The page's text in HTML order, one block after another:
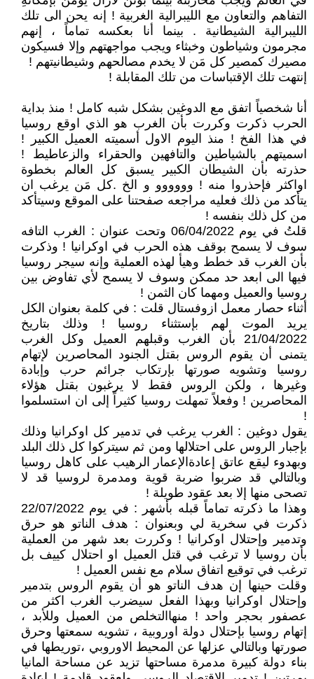
التفاهم والتعاون مع الليبرالية الغربية ! إنه يحن الى تلك
الليبرالية الشيطانية . بينما أنا بعكسه تماماً ، إنهم
مجرمون وشياطون وخبثاء ويجب مواجهتهم وإلا فسيكون
مصيرك كمصير كل مَن لا يخدم مصالحهم وشيطانيتهم !
إنتهت تلك الإقتباسات من تلك المقابلة !
أنا شخصياً اتفق مع الدوغين بشكل شبه كامل ! منذ بداية
الحرب ذكرت وكررت بأن الغرب هو الذي اوقع روسيا
في هذا الفخ ! منذ اليوم الاول أسميته العميل الكبير !
اسميتهم بالشياطين والتافهين والحقراء والزعاطيط !
حذرته بأن الشيطان الكبير يسبق كل العالم بخطوة
اواكثر فإحذروا منه ! وووووو و الخ .كل مَن يرغب ان
يتأكد من ذلك فعليه مراجعه صفحتنا على الموقع وسيتأكد
من كل ذلك بنفسه !
قلتُ في يوم 06/04/2022 وتحت عنوان : الغرب التافه
سوف لا يسمح بوقف هذه الحرب في اوكرانيا ! وذكرت
بأن الغرب قد خطط وهيأ لهذه العملية وإنه سيجر روسيا
فيها الى ابعد حد ممكن وسوف لا يسمح لأي تفاوض بين
روسيا والعميل ومهما كان الثمن !
أثناء حصار معمل ازوفستال قلت : في كلمة بعنوان الكل
يريد الموت لهم بإستثناء روسيا ! وذلك بتاريخ
21/04/2022 بأن الغرب وقبلهم العميل وكل الغرب
يتمنى أن يقوم الروس بقتل الجنود المحاصرين لإتهام
روسيا وتشويه صورتها بإرتكاب جرائم حرب وإبادة
وغيرها ، ولكن الروس فقط لا يرغبون بقتل هؤلاء
المحاصرين ! وفعلاً تمهلت روسيا كثيراً إلى ان استسلموا
!
يقول دوغين : الغرب يرغب في تدمير كل اوكرانيا وذلك
بإجبار الروس على احتلالها ومن ثم سيتركوا كل ذلك البلد
وبهدوء ليقع عاتق إعادةالإعمار الرهيب على كاهل روسيا
وبالتالي قد ضربوا ضربة قوية ومدمرة لروسيا قد لا
تصحى منها إلا بعد عقود طويلة !
وهذا ما ذكرته تماماً قبله بأشهر : في يوم 22/07/2022
ذكرت في سخرية لي وبعنوان : هدف الناتو هو حرق
وتدمير وإحتلال اوكرانيا ! وكررت بعد شهر من العملية
بأن روسيا لا ترغب في قتل العميل او احتلال كييف بل
ترغب في توقيع اتفاق سلام مع نفس العميل !
وقلت حينها إن هدف الناتو هو أن يقوم الروس بتدمير
وإحتلال اوكرانيا وبهذا الفعل سيضرب الغرب اكثر من
عصفور بحجر واحد ! منهاالتخلص من العميل وللأبد ،
إتهام روسيا بإحتلال دولة اوروبية ، تشويه سمعتها وحرق
صورتها وبالتالي عزلها عن المحيط الاوروبي ،توريطها في
بناء دولة كبيرة مدمرة مساحتها تزيد عن مساحة المانيا